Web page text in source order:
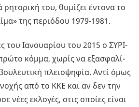
ρη­το­ρι­κή του, θυ­μί­ζει έντο­να το
της πε­ριό­δου 1979-1981.
του Ια­νουα­ρί­ου του 2015 ο ΣΥ­ΡΙ­
κόμμα, χωρίς να εξα­σφα­λί­
πλειο­ψη­φία. Αντί όμως
από το ΚΚΕ και αν δεν την
νέες εκλο­γές, στις οποί­ες είναι